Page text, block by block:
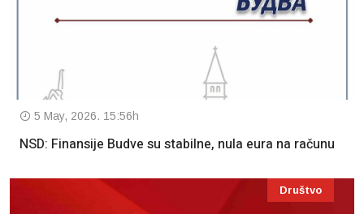
5 May, 2026. 15:56h
NSD: Finansije Budve su stabilne, nula eura na računu
Društvo